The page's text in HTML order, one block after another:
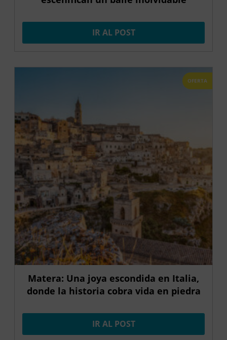
IR AL POST
OFERTA
Matera: Una joya escondida en Italia,
donde la historia cobra vida en piedra
IR AL POST